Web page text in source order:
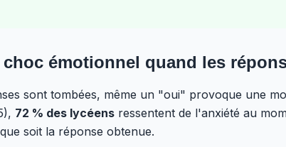
choc émotionnel quand les
sont tombées, même un "oui" provoque une
72 % des lycéens ressentent de l'anxiété au
soit la réponse obtenue.